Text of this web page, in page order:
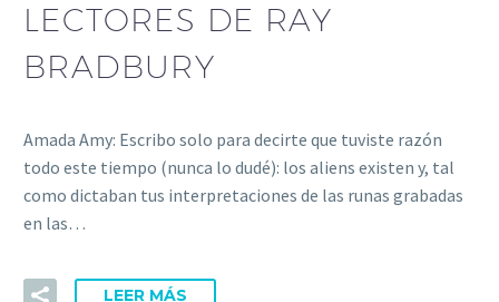
LECTORES DE RAY
BRADBURY
Amada Amy: Escribo solo para decirte que tuviste razón
todo este tiempo (nunca lo dudé): los aliens existen y, tal
como dictaban tus interpretaciones de las runas grabadas
en las…
LEER MÁS